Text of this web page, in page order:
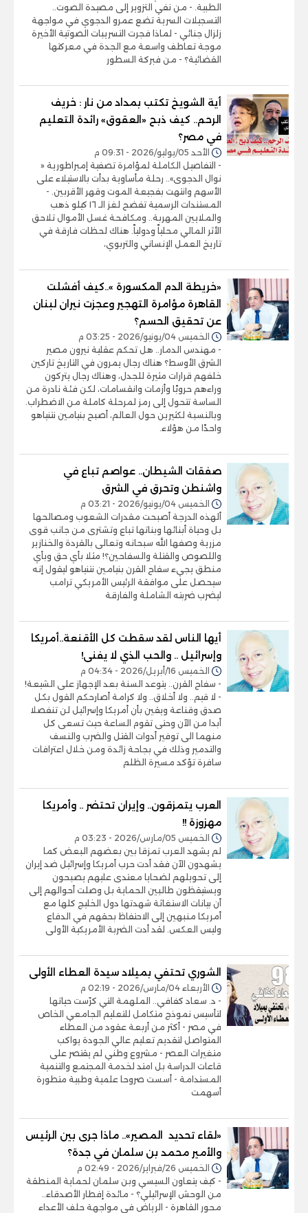
الطبية. - من نفي التزوير إلى مصيدة الصوت..
التسجيلات السرية تضع عمرو الدجوي في مواجهة
زلزال جنائي - لماذا فجرت التسريبات الصوتية الأخيرة
موجة تعاطف واسعة مع الجدة في معركتها
القضائية؟ - من فبركة السطور
أية الشويخ تكتب بمداد من نار : خريف
الرحم.. كيف ذبح «العقوق» رائدة التعليم
في مصر؟
الأحد 05/يوليو/2026 - 09:31 م
- التفاصيل الكاملة لمؤامرة تصفية إمبراطورية «
نوال الدجوى».. رحلة مأساوية بدأت بالاستيلاء على
الأسهم وانتهت بفجيعة الموت وقهر الأقربين. -
المستندات الرسمية تفضح لغز الـ ١٦ كيلو ذهب
والملايين المهربة.. ومكافحة غسل الأموال تلاحق
الأثر المالي محلياً ودولياً. هناك لحظات فارقة في
تاريخ العمل الإنساني والتربوي،
«خريطة الدم المكسورة »..كيف أفشلت
القاهرة مؤامرة التهجير وعجزت نيران لبنان
عن تحقيق الحسم؟
الخميس 04/يونيو/2026 - 03:25 م
- مهندس الدمار.. هل تحكم عقلية نيرون مصير
الشرق الأوسط؟ هناك رجال يمرون في التاريخ تاركين
خلفهم قرارات مثيرة للجدل، وهناك رجال يتركون
وراءهم حروبًا وأزمات وانقسامات، لكن فئة نادرة من
الساسة تتحول إلى رمز لمرحلة كاملة من الاضطراب.
وبالنسبة لكثيرين حول العالم، أصبح بنيامين نتنياهو
واحدًا من هؤلاء.
صفقات الشيطان.. عواصم تباع في
واشنطن وتحرق في الشرق
الخميس 04/يونيو/2026 - 03:21 م
ألهذه الدرجة أصبحت مقدرات الشعوب ومصالحها
بل وحياة أبنائها وبناتها تباع وتشترى من جانب قوى
مزرية وصفها الله سبحانه وتعالى بالقردة والخنازير
واللصوص والقتلة والسفاحين؟! مثلا بأي حق وبأي
منطق يجيء سفاح القرن بنيامين نتنياهو ليقول إنه
سيحصل على موافقة الرئيس الأمريكي ترامب
ليضرب ضربته الشاملة والفارقة
أيها الناس لقد سقطت كل الأقنعة..أمريكا
وإسرائيل .. والحب الذي لا يفنى!
الخميس 16/أبريل/2026 - 04:34 م
- سفاح القرن.. يتوعد السنة بعد الإجهاز على الشيعة!
- لا قيم.. ولا أخلاق.. ولا كرامة أصارحكم القول بكل
صدق وقناعة ويقين بأن أمريكا وإسرائيل لن تنفصلا
أبدا من الآن وحتى تقوم الساعة حيث تسعى كل
منهما الى توفير أدوات القتل والضرب والنسف
والتدمير وذلك في بجاحة زائدة ومن خلال اعترافات
سافرة تؤكد مسيرة الظلم
العرب يتمزقون.. وإيران تحتضر .. وأمريكا
مهزوزة !!
الخميس 05/مارس/2026 - 03:23 م
لم يشهد العرب تمزقا بين بعضهم البعض كما
يشهدون الآن فقد أدت حرب أمريكا وإسرائيل ضد إيران
إلى تحويلهم لضحايا معتدى عليهم يصبحون
ويستيقظون طالبين الحماية بل وصلت أحوالهم إلى
أن بيانات الاستغاثة شهدتها دول الخليج كلها مع
أمريكا منبهين إلى الاحتفاظ بحقهم في الدفاع
وليس العكس. لقد أدت الضربة الأمريكية الأولى
الشوري تحتفي بميلاد سيدة العطاء الأولى
الأربعاء 04/مارس/2026 - 02:19 م
- د. سعاد كفافي.. الملهمة التي كرّست حياتها
لتأسيس نموذج متكامل للتعليم الجامعي الخاص
في مصر - أكثر من أربعة عقود من العطاء
المتواصل لتقديم تعليم عالي الجودة يواكب
متغيرات العصر - مشروع وطني لم يقتصر على
قاعات الدراسة بل امتد لخدمة المجتمع والتنمية
المستدامة - أسست صروحا علمية وطبية متطورة
أسهمت
«لقاء تحديد المصير».. ماذا جرى بين الرئيس
والأمير محمد بن سلمان في جدة؟
الخميس 26/فبراير/2026 - 02:49 م
- كيف يتعاون السيسي وبن سلمان لحماية المنطقة
من الوحش الإسرائيلي؟ - مائدة إفطار الأصدقاء..
محور القاهرة - الرياض في مواجهة حلف الأعداء